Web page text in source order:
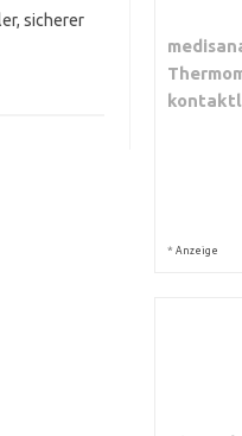
sicherer
* Anzeige